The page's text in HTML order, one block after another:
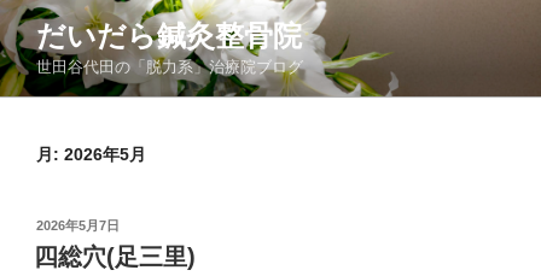
コ
ン
テ
ン
だいだら鍼灸整骨院
世田谷代田の「脱力系」治療院ブログ
月: 2026年5月
投
稿
日:
2026年5月7日
四総穴(足三里)